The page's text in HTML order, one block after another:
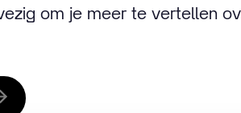
om je meer te vertellen